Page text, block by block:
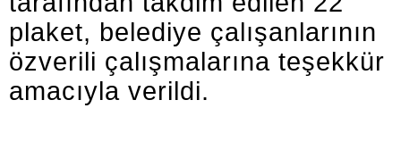
plaket, belediye çalışanlarının
özverili çalışmalarına teşekkür
amacıyla verildi.